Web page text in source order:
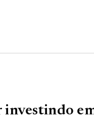
investindo